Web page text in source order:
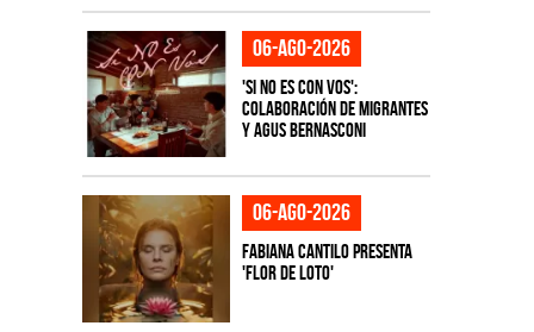
06-ago-2026
'Si No Es Con Vos':
colaboración de Migrantes
y Agus Bernasconi
06-ago-2026
Fabiana Cantilo presenta
'Flor de Loto'